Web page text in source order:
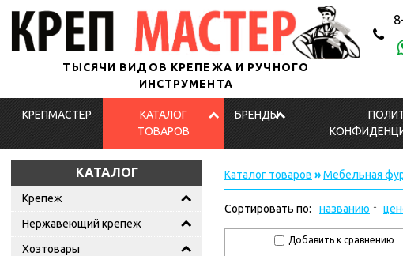
ТЫСЯЧИ ВИДОВ КРЕПЕЖА И РУЧНОГО
ИНСТРУМЕНТА
КРЕПМАСТЕР
КАТАЛОГ
ТОВАРОВ
БРЕНДЫ
КАТАЛОГ
Крепеж
Нержавеющий крепеж
Хозтовары
Каталог товаров »Мебельная
Сортировать по: названию
Добавить к сравнению